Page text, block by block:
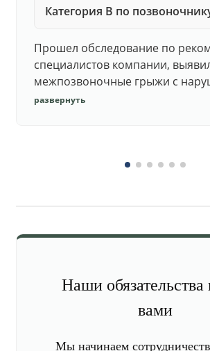
Категория В по
Прошел обследование по
специалистов компании,
межпозвоночные грыжи с
функций. Юристы подготовили
развернуть
Наши обязательства
вами
Мы начинаем